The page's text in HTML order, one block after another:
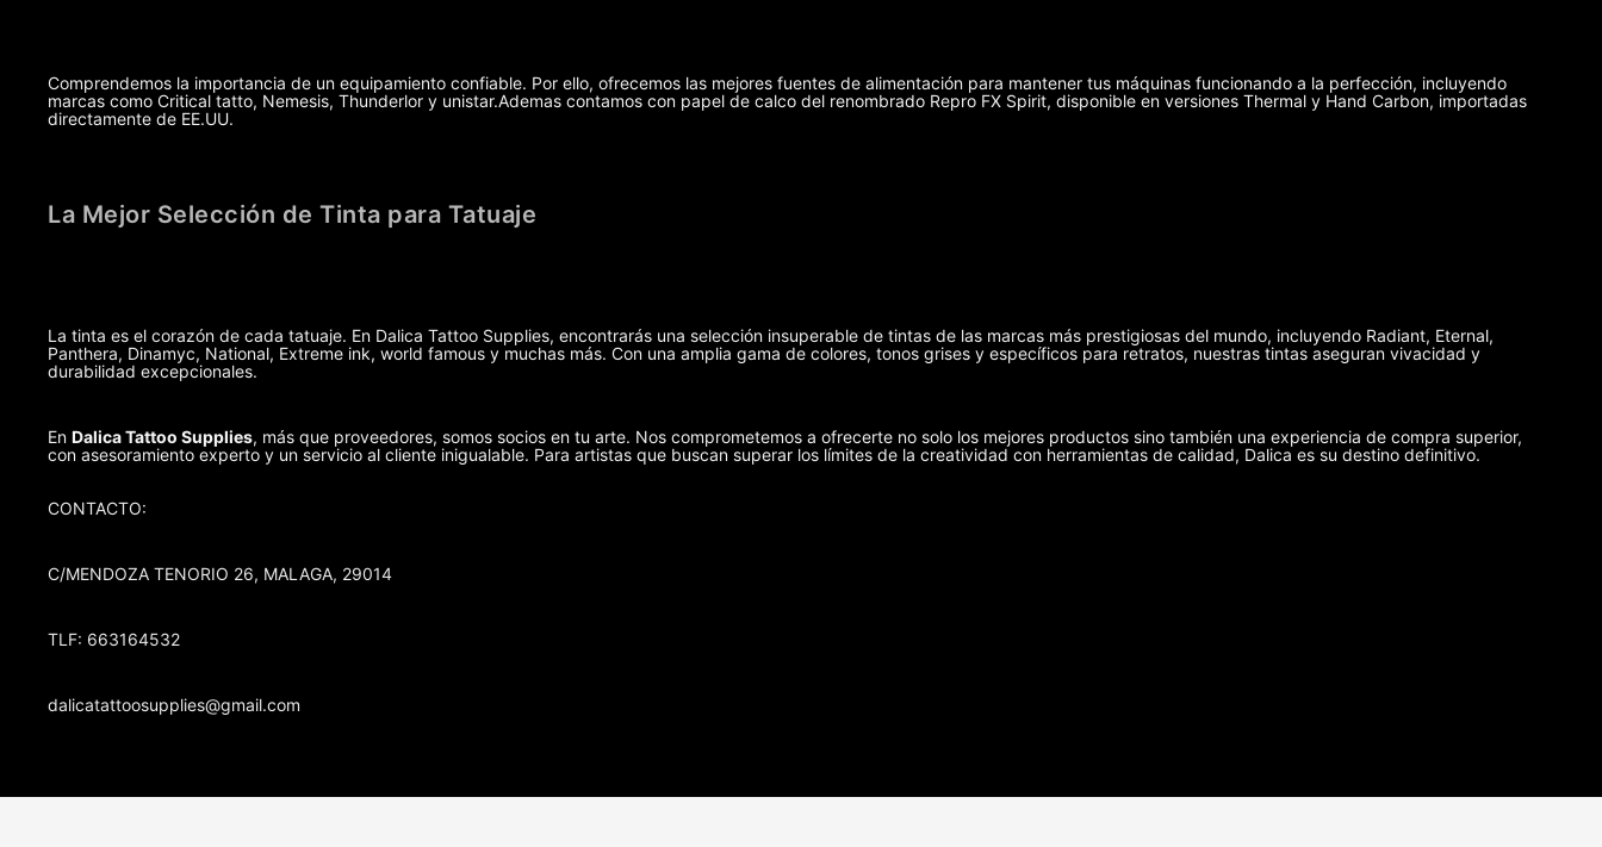
Comprendemos la importancia de un equipamiento confiable. Por ello, ofrecemos las mejores fuentes de alimentación para mantener tus máquinas funcionando a la perfección, incluyendo
marcas como Critical tatto, Nemesis, Thunderlor y unistar.Ademas contamos con papel de calco del renombrado Repro FX Spirit, disponible en versiones Thermal y Hand Carbon, importadas
directamente de EE.UU.
La Mejor Selección de Tinta para Tatuaje
La tinta es el corazón de cada tatuaje. En Dalica Tattoo Supplies, encontrarás una selección insuperable de tintas de las marcas más prestigiosas del mundo, incluyendo Radiant, Eternal,
Panthera, Dinamyc, National, Extreme ink, world famous y muchas más. Con una amplia gama de colores, tonos grises y específicos para retratos, nuestras tintas aseguran vivacidad y
durabilidad excepcionales.
En Dalica Tattoo Supplies, más que proveedores, somos socios en tu arte. Nos comprometemos a ofrecerte no solo los mejores productos sino también una experiencia de compra superior,
con asesoramiento experto y un servicio al cliente inigualable. Para artistas que buscan superar los límites de la creatividad con herramientas de calidad, Dalica es su destino definitivo.
CONTACTO:
C/MENDOZA TENORIO 26, MALAGA, 29014
TLF: 663164532
dalicatattoosupplies@gmail.com